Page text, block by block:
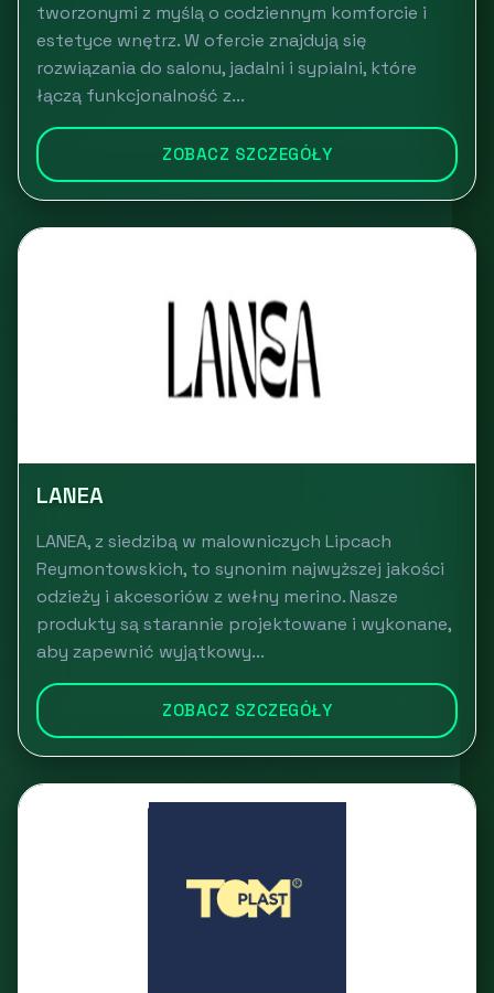
tworzonymi z myślą o codziennym komforcie i
estetyce wnętrz. W ofercie znajdują się
rozwiązania do salonu, jadalni i sypialni, które
łączą funkcjonalność z...
ZOBACZ SZCZEGÓŁY
LANEA
LANEA, z siedzibą w malowniczych Lipcach
Reymontowskich, to synonim najwyższej jakości
odzieży i akcesoriów z wełny merino. Nasze
produkty są starannie projektowane i wykonane,
aby zapewnić wyjątkowy...
ZOBACZ SZCZEGÓŁY